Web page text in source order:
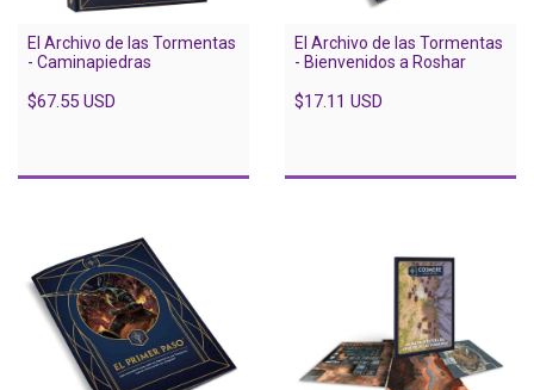
El Archivo de las Tormentas
- Caminapiedras
$67.55 USD
El Archivo de las Tormentas
- Bienvenidos a Roshar
$17.11 USD